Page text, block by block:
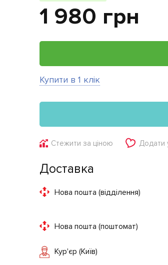
1 980 грн
Купити в 1 клік
Стежити за ціною Додати
Доставка
Нова пошта (відділення)
Нова пошта (поштомат)
Кур'єр (Київ)